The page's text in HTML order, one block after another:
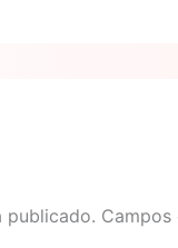
publicado.